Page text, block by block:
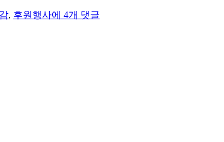
, 후원행사장
에 4개 댓글